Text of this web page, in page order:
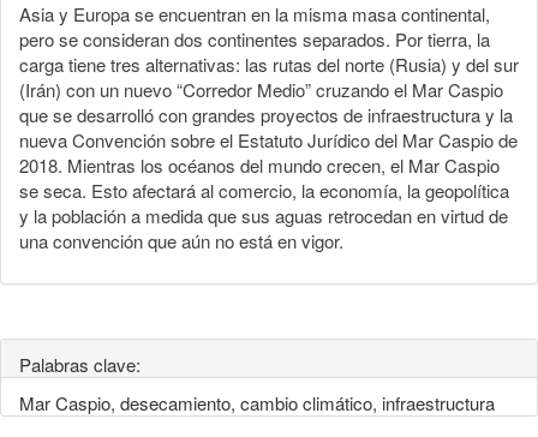
Asia y Europa se encuentran en la misma masa continental,
pero se consideran dos continentes separados. Por tierra, la
carga tiene tres alternativas: las rutas del norte (Rusia) y del sur
(Irán) con un nuevo “Corredor Medio” cruzando el Mar Caspio
que se desarrolló con grandes proyectos de infraestructura y la
nueva Convención sobre el Estatuto Jurídico del Mar Caspio de
2018. Mientras los océanos del mundo crecen, el Mar Caspio
se seca. Esto afectará al comercio, la economía, la geopolítica
y la población a medida que sus aguas retrocedan en virtud de
una convención que aún no está en vigor.
Palabras clave:
Mar Caspio, desecamiento, cambio climático, infraestructura